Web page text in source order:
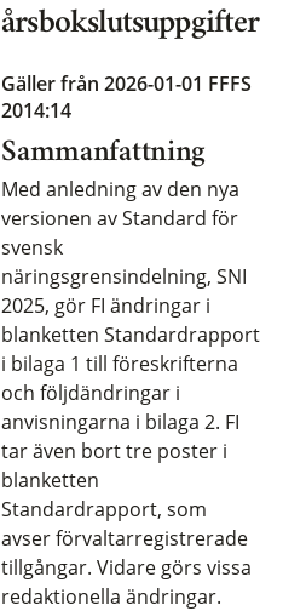
årsbokslutsuppgifter
Gäller från 2026-01-01 FFFS
2014:14
Sammanfattning
Med anledning av den nya
versionen av Standard för
svensk
näringsgrensindelning, SNI
2025, gör FI ändringar i
blanketten Standardrapport
i bilaga 1 till föreskrifterna
och följdändringar i
anvisningarna i bilaga 2. FI
tar även bort tre poster i
blanketten
Standardrapport, som
avser förvaltarregistrerade
tillgångar. Vidare görs vissa
redaktionella ändringar.